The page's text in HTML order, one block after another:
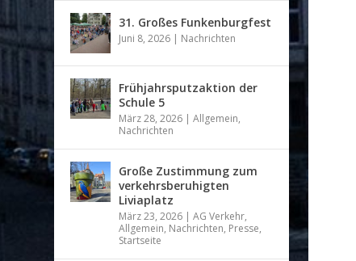
31. Großes Funkenburgfest
Juni 8, 2026 | Nachrichten
Frühjahrsputzaktion der
Schule 5
März 28, 2026 |Allgemein,
Nachrichten
Große Zustimmung zum
verkehrsberuhigten
Liviaplatz
März 23, 2026 |AG Verkehr,
Allgemein, Nachrichten, Presse,
Startseite